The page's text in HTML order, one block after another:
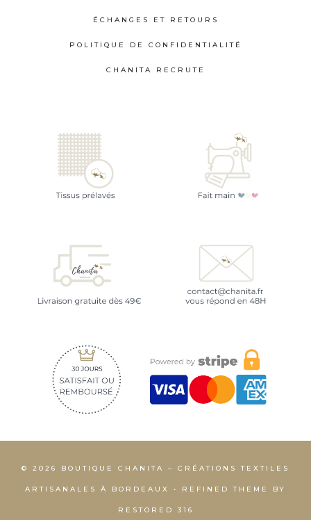
ÉCHANGES ET RETOURS
POLITIQUE DE CONFIDENTIALITÉ
CHANITA RECRUTE
© 2026 BOUTIQUE CHANITA – CRÉATIONS TEXTILES
ARTISANALES À BORDEAUX • REFINED THEME BY
RESTORED 316